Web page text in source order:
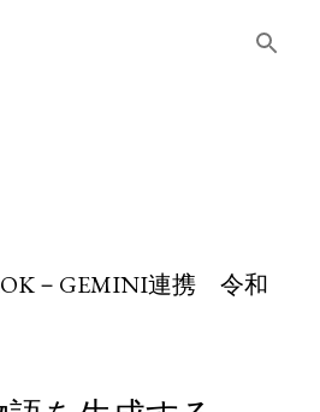
イン コンテンツに移動
－GEMINI連携 令和